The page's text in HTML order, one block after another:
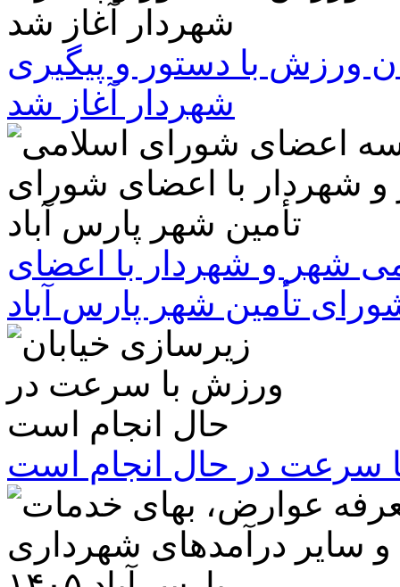
ورزش با دستور و پیگیری
شهردار آغاز شد
شهر و شهردار با اعضای
تأمین شهر پارس آباد
سرعت در حال انجام است